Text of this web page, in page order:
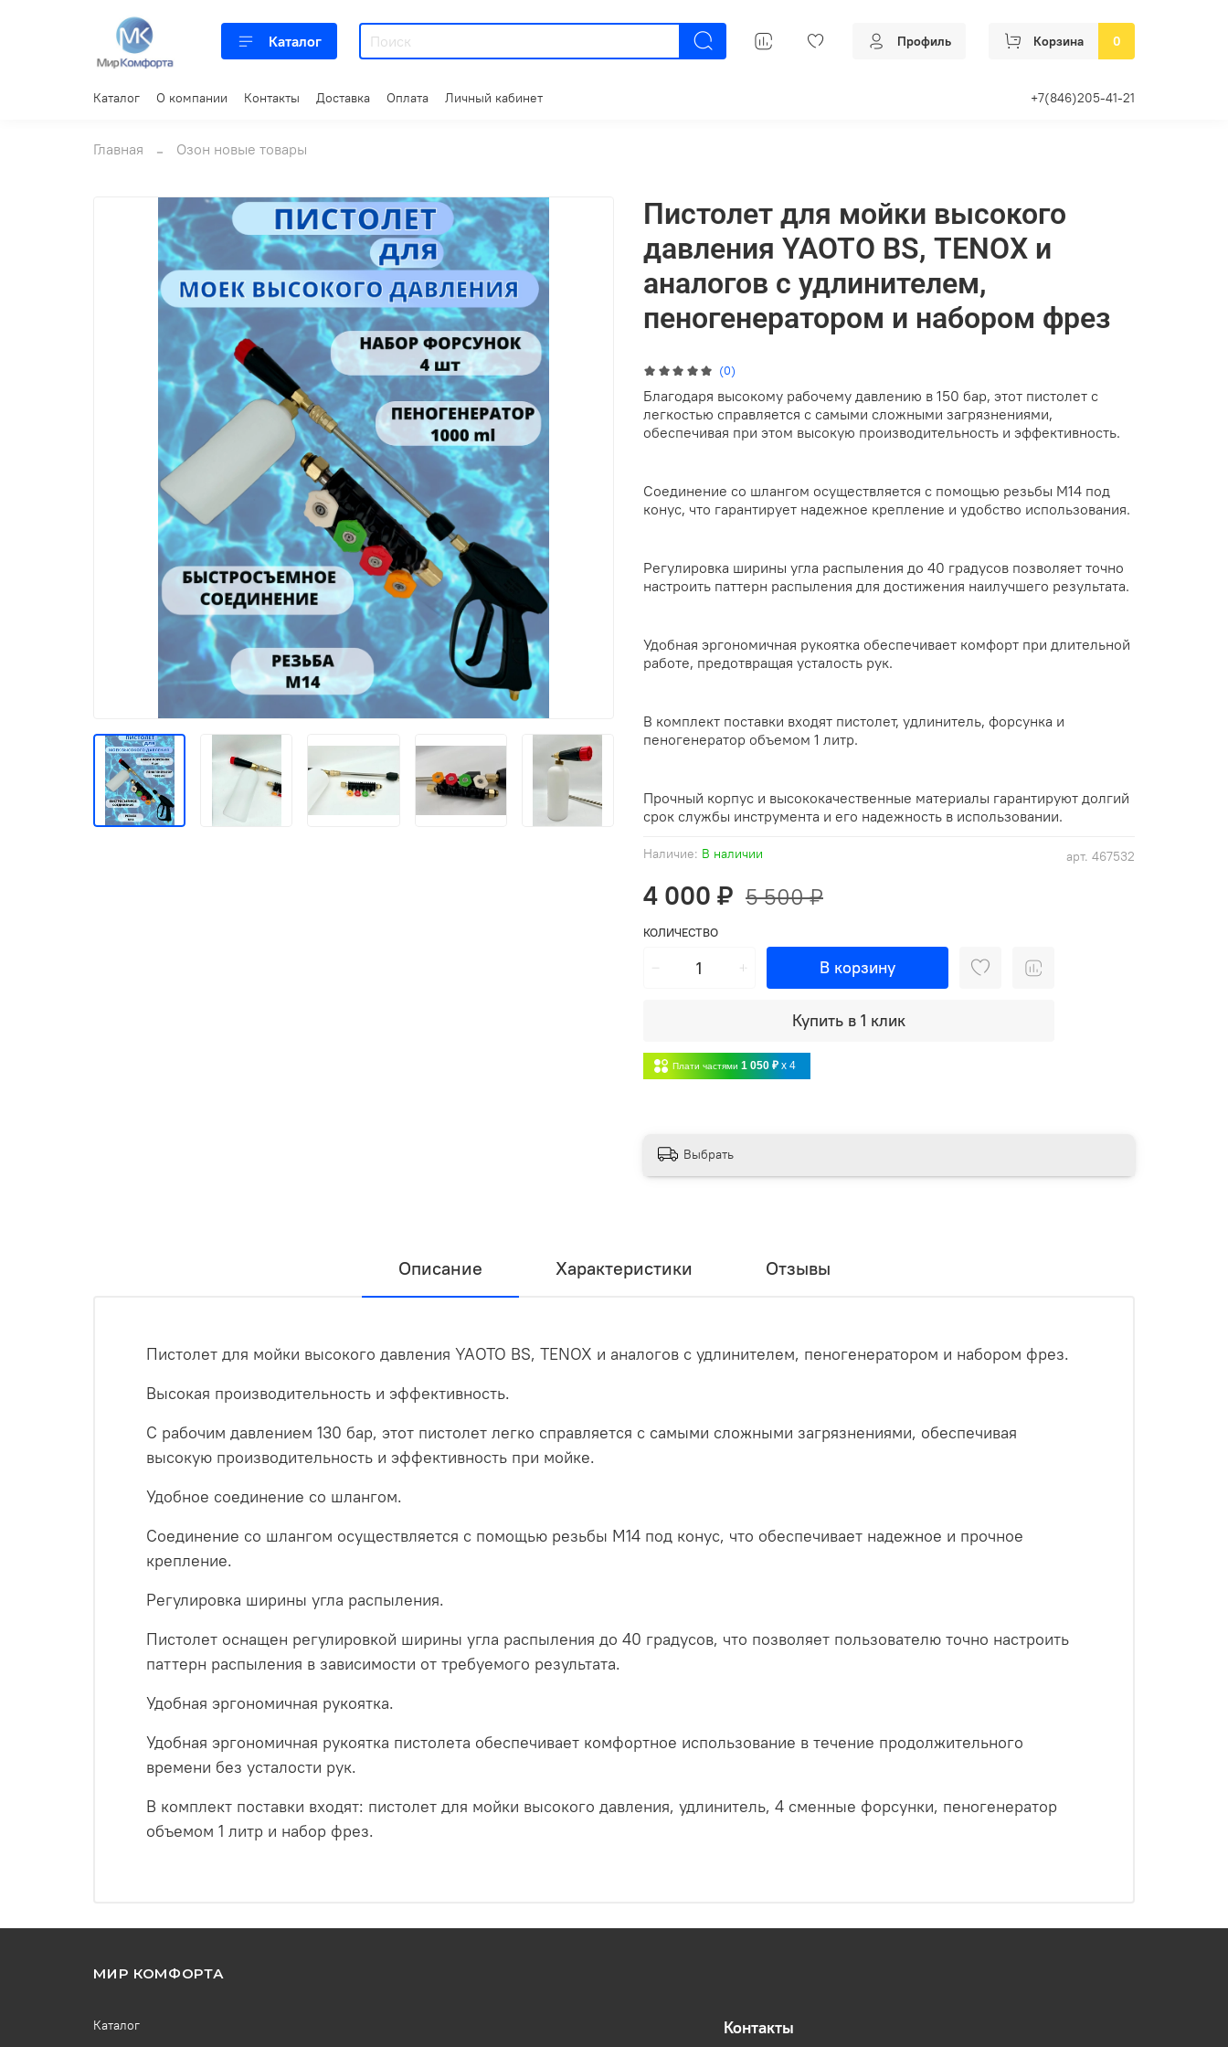
Каталог Профиль Корзина 0
Каталог О компании Контакты Доставка Оплата Личный кабинет +7(846)205-41-21
Главная Озон новые товары
(0)
арт. 467532
Наличие: В наличии
Пистолет для мойки высокого
давления YAOTO BS, TENOX и
аналогов с удлинителем,
пеногенератором и набором фрез
4 000 ₽ 5 500 ₽
КОЛИЧЕСТВО
В корзину
Купить в 1 клик
Плати частями 1 050 ₽ x 4
Благодаря высокому рабочему давлению в 150 бар, этот пистолет с
легкостью справляется с самыми сложными загрязнениями,
обеспечивая при этом высокую производительность и эффективность.
Соединение со шлангом осуществляется с помощью резьбы М14 под
конус, что гарантирует надежное крепление и удобство использования.
Регулировка ширины угла распыления до 40 градусов позволяет точно
настроить паттерн распыления для достижения наилучшего результата.
Удобная эргономичная рукоятка обеспечивает комфорт при длительной
работе, предотвращая усталость рук.
В комплект поставки входят пистолет, удлинитель, форсунка и
пеногенератор объемом 1 литр.
Прочный корпус и высококачественные материалы гарантируют долгий
срок службы инструмента и его надежность в использовании.
Выбрать
Описание Характеристики Отзывы
Пистолет для мойки высокого давления YAOTO BS, TENOX и аналогов с удлинителем, пеногенератором и набором фрез.
Высокая производительность и эффективность.
С рабочим давлением 130 бар, этот пистолет легко справляется с самыми сложными загрязнениями, обеспечивая
высокую производительность и эффективность при мойке.
Удобное соединение со шлангом.
Соединение со шлангом осуществляется с помощью резьбы М14 под конус, что обеспечивает надежное и прочное
крепление.
Регулировка ширины угла распыления.
Пистолет оснащен регулировкой ширины угла распыления до 40 градусов, что позволяет пользователю точно настроить
паттерн распыления в зависимости от требуемого результата.
Удобная эргономичная рукоятка.
Удобная эргономичная рукоятка пистолета обеспечивает комфортное использование в течение продолжительного
времени без усталости рук.
В комплект поставки входят: пистолет для мойки высокого давления, удлинитель, 4 сменные форсунки, пеногенератор
объемом 1 литр и набор фрез.
МИР КОМФОРТА
Каталог Контакты